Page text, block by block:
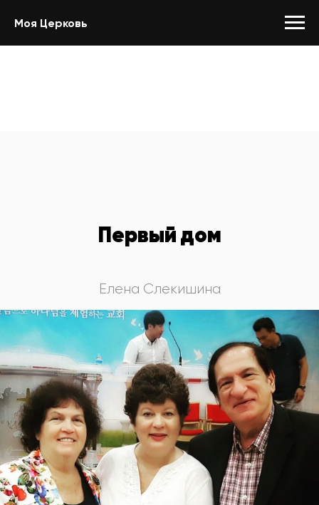
Моя Церковь
Первый дом
Елена Слекишина